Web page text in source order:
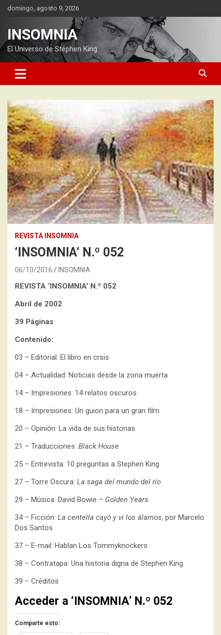
Saltardomingo, agosto 9, 2026
INSOMNIA
El Universo de Stephen King
REVISTA INSOMNIA
‘INSOMNIA’ N.º 052
06/10/2016 INSOMNIA
REVISTA ‘INSOMNIA’ N.º 052
Abril de 2002
39 Páginas
Contenido:
03 – Editorial: El libro en crsis
04 – Actualidad: Noticias desde la zona muerta
14 – Impresiones: 14 relatos oscuros
18 – Impresiones: Un guion para un gran film
20 – Opinión: La vida de sus historias
21 – Traducciones: Black House
25 – Entrevista: 10 preguntas a Stephen King
27 – Torre Oscura: La saga del mundo del río
29 – Música: David Bowie – Golden Years
34 – Ficción: La centella cayó y vi los álamos, por Marcelo
Dos Santos
37 – E-mail: Hablan Los Tommyknockers
38 – Contratapa: Una historia digna de Stephen King
39 – Créditos
Acceder a ‘INSOMNIA’ N.º 052
Comparte esto: